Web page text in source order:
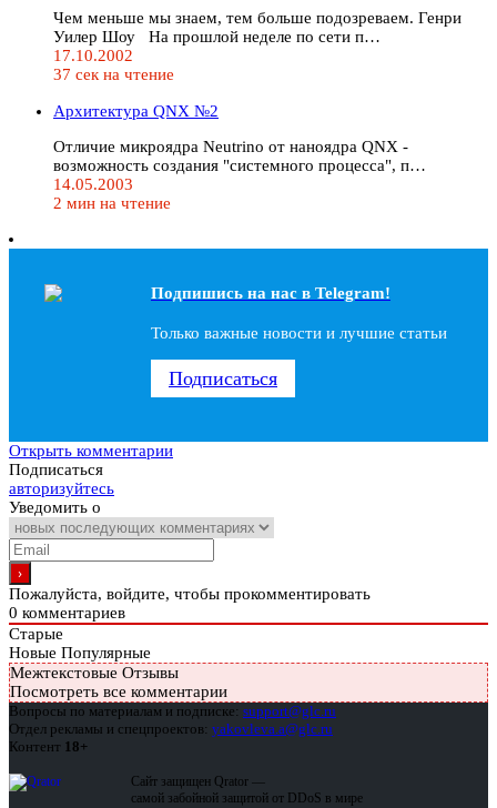
Чем меньше мы знаем, тем больше подозреваем. Генри
Уилер Шоу На прошлой неделе по сети п…
17.10.2002
37 сек на чтение
Архитектура QNX №2
Отличие микроядра Neutrino от наноядра QNX -
возможность создания "системного процесса", п…
14.05.2003
2 мин на чтение
Подпишись на наc в Telegram!
Только важные новости и лучшие статьи
Подписаться
Открыть комментарии
Подписаться
авторизуйтесь
Уведомить о
Пожалуйста, войдите, чтобы прокомментировать
0 комментариев
Старые
Новые Популярные
Межтекстовые Отзывы
Посмотреть все комментарии
Вопросы по материалам и подписке: support@glc.ru
Отдел рекламы и спецпроектов: yakovleva.a@glc.ru
Контент 18+
Сайт защищен Qrator —
самой забойной защитой от DDoS в мире